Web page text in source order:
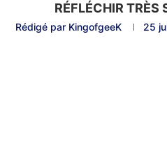
RÉFLÉCHIR TRÈS
Rédigé par KingofgeeK 25